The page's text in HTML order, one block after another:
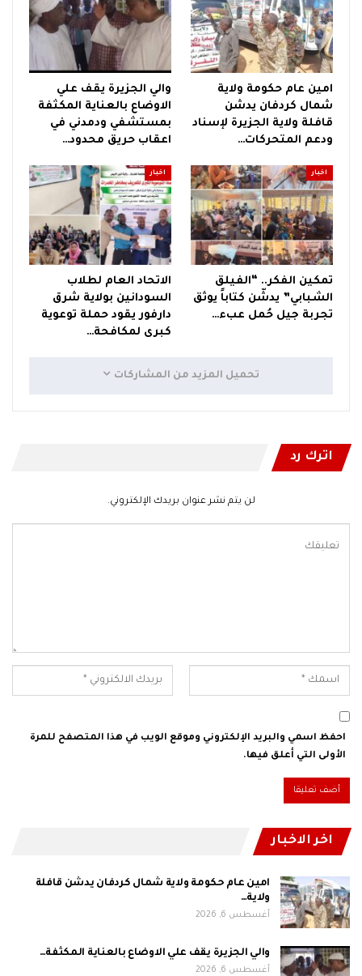
امين عام حكومة ولاية
شمال كردفان يدشن
قافلة ولاية الجزيرة لإسناد
ودعم المتحركات…
والي الجزيرة يقف علي
الاوضاع بالعناية المكثفة
بمستشفي ودمدني في
اعقاب حريق محدود…
اخبار
تمكين الفكر.. “الفيلق
الشبابي” يدشّن كتاباً يوثق
تجربة جيل حُمل عبء…
اخبار
الاتحاد العام لطلاب
السودانين بولاية شرق
دارفور يقود حملة توعوية
كبرى لمكافحة…
تحميل المزيد من المشاركات
اترك رد
لن يتم نشر عنوان بريدك الإلكتروني.
احفظ اسمي والبريد الإلكتروني وموقع الويب في هذا المتصفح للمرة
الأولى التي أعلق فيها.
اخر الاخبار
امين عام حكومة ولاية شمال كردفان يدشن قافلة
ولاية…
أغسطس 6, 2026
والي الجزيرة يقف علي الاوضاع بالعناية المكثفة…
أغسطس 6, 2026